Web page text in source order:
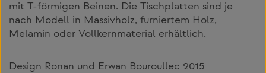
mit T-förmigen Beinen. Die Tischplatten sind je
nach Modell in Massivholz, furniertem Holz,
Melamin oder Vollkernmaterial erhältlich.
Design Ronan und Erwan Bouroullec 2015